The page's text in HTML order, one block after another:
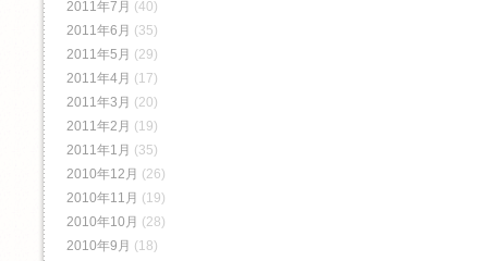
2011年7月 (40)
2011年6月 (35)
2011年5月 (29)
2011年4月 (17)
2011年3月 (20)
2011年2月 (19)
2011年1月 (35)
2010年12月 (26)
2010年11月 (19)
2010年10月 (28)
2010年9月 (18)